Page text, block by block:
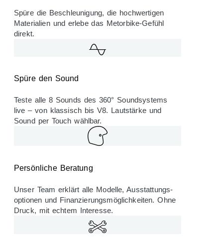
Spüre die Beschleunigung, die hochwertigen
Materialien und erlebe das Metorbike-Gefühl
direkt.
Spüre den Sound
Teste alle 8 Sounds des 360° Soundsystems
live – von klassisch bis V8. Lautstärke und
Sound per Touch wählbar.
Persönliche Beratung
Unser Team erklärt alle Modelle, Ausstattungs­
optionen und Finanzierungs­möglich­keiten. Ohne
Druck, mit echtem Interesse.